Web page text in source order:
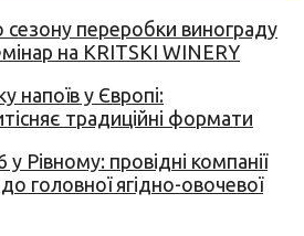
сезону переробки винограду
на KRITSKI WINERY
напоїв у Європі:
традиційні формати
Рівному: провідні компанії
головної ягідно-овочевої